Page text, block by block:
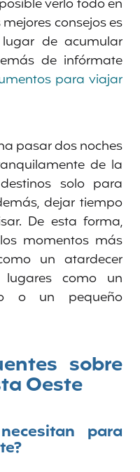
verlo todo en
consejos es
lugar de acumular
de infórmate
para viajar
pasar dos noches
de la
solo para
dejar tiempo
De esta forma,
momentos más
un atardecer
lugares como un
o un pequeño
sobre
Oeste
para